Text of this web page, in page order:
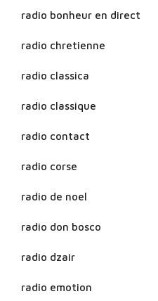
radio bonheur en direct
radio chretienne
radio classica
radio classique
radio contact
radio corse
radio de noel
radio don bosco
radio dzair
radio emotion